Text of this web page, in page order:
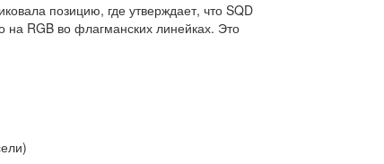
позицию, где утверждает, что SQD
на RGB во флагманских линейках. Это